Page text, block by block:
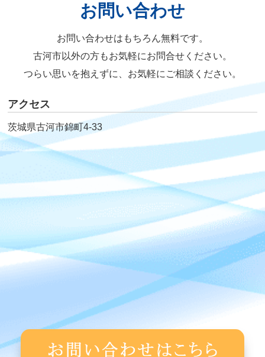
お問い合わせ
お問い合わせはもちろん無料です。
古河市以外の方もお気軽にお問合せください。
つらい思いを抱えずに、お気軽にご相談ください。
アクセス
茨城県古河市錦町4-33